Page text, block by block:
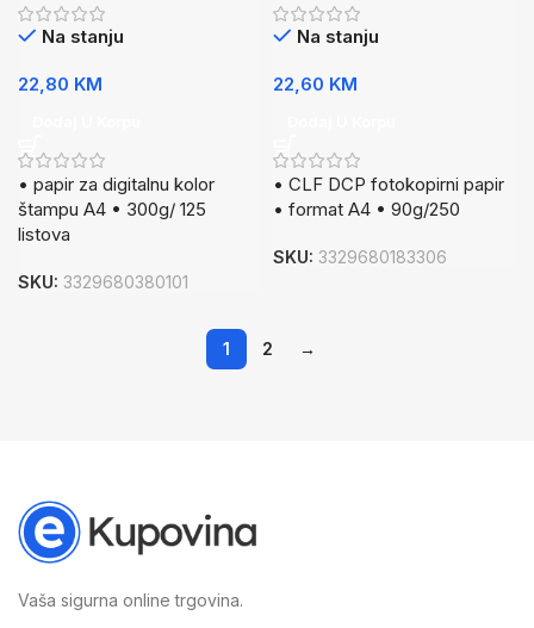
Na stanju
22,80 KM
• papir za digitalnu kolor
štampu A4 • 300g/ 125
listova
SKU: 3329680380101
Na stanju
22,60 KM
• CLF DCP fotokopirni papir
• format A4 • 90g/250
SKU: 3329680183306
1 2 →
Vaša sigurna online trgovina.